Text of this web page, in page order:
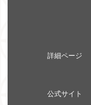
詳細ページ
公式サイト